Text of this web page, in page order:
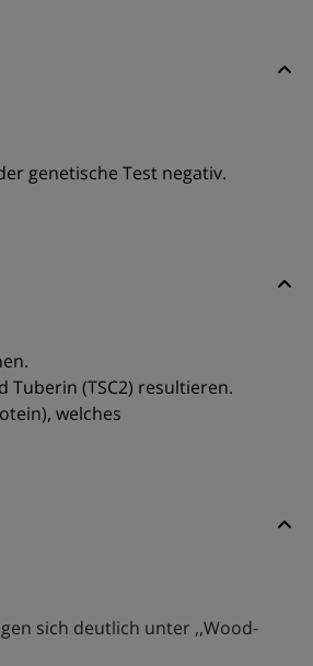
genetische Test negativ.
Tuberin (TSC2) resultieren.
welches
sich deutlich unter ,,Wood-